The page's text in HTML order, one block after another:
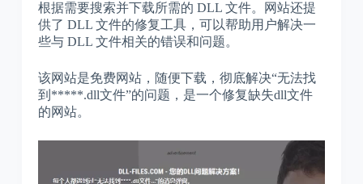
根据需要搜索并下载所需的 DLL 文件。网站还提
供了 DLL 文件的修复工具，可以帮助用户解决一
些与 DLL 文件相关的错误和问题。
该网站是免费网站，随便下载，彻底解决“无法找
到*****.dll文件”的问题，是一个修复缺失dll文件
的网站。